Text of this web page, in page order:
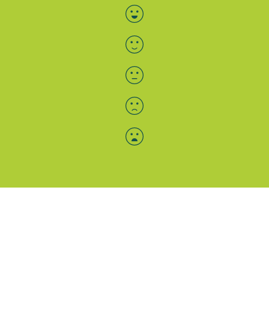
Bewertung auswählen